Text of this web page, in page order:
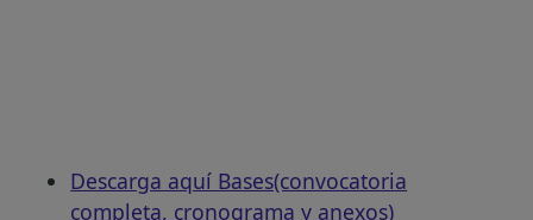
Descarga aquí Bases(convocatoria
completa, cronograma y anexos)